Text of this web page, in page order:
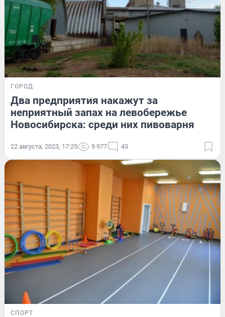
ГОРОД
Два предприятия накажут за
неприятный запах на левобережье
Новосибирска: среди них пивоварня
22 августа, 2023, 17:25 9 977 43
СПОРТ